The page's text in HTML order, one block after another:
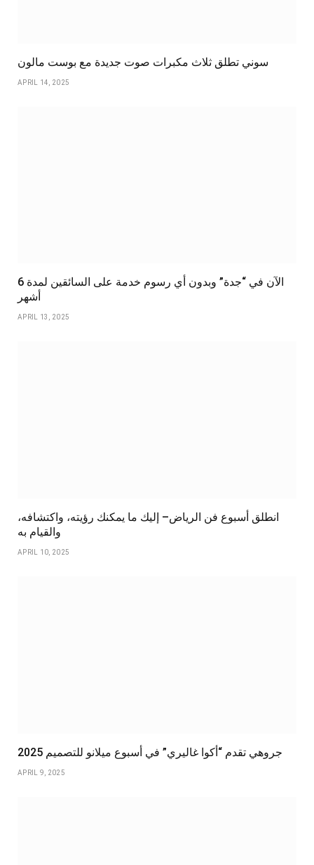
سوني تطلق ثلاث مكبرات صوت جديدة مع بوست مالون
APRIL 14, 2025
الآن في “جدة” وبدون أي رسوم خدمة على السائقين لمدة 6
أشهر
APRIL 13, 2025
انطلق أسبوع فن الرياض– إليك ما يمكنك رؤيته، واكتشافه،
والقيام به
APRIL 10, 2025
جروهي تقدم “أكوا غاليري” في أسبوع ميلانو للتصميم 2025
APRIL 9, 2025